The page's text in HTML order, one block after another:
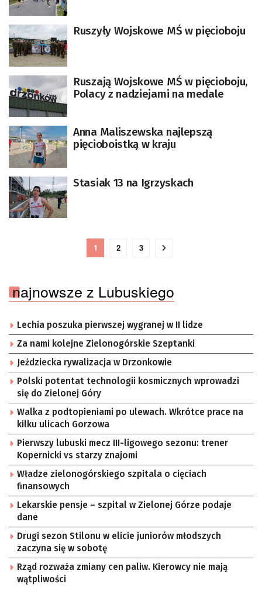
Ruszyły Wojskowe MŚ w pięcioboju
Ruszają Wojskowe MŚ w pięcioboju,
Polacy z nadziejami na medale
Anna Maliszewska najlepszą
pięcioboistką w kraju
Stasiak 13 na Igrzyskach
1 2 3
najnowsze z Lubuskiego
Lechia poszuka pierwszej wygranej w II lidze
Za nami kolejne Zielonogórskie Szeptanki
Jeździecka rywalizacja w Drzonkowie
Polski potentat technologii kosmicznych wprowadzi
się do Zielonej Góry
Walka z podtopieniami po ulewach. Wkrótce prace na
kilku ulicach Gorzowa
Pierwszy lubuski mecz III-ligowego sezonu: trener
Kopernicki vs starzy znajomi
Władze zielonogórskiego szpitala o cięciach
finansowych
Lekarskie pensje – szpital w Zielonej Górze podaje
dane
Drugi sezon Stilonu w elicie juniorów młodszych
zaczyna się w sobotę
Rząd rozważa zmiany cen paliw. Kierowcy nie mają
wątpliwości